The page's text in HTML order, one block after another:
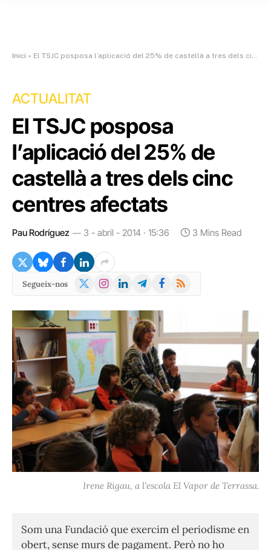
Inici » El TSJC posposa l’aplicació del 25% de castellà a tres dels cinc centres afectats
ACTUALITAT
El TSJC posposa
l’aplicació del 25% de
castellà a tres dels cinc
centres afectats
Pau Rodríguez 3 - abril - 2014 · 15:36 3 Mins Read
Segueix-nos
X
Instagram
LinkedInTelegramFacebook
RSS
Irene Rigau, a l'escola El Vapor de Terrassa.
Som una Fundació que exercim el periodisme en
obert, sense murs de pagament. Però no ho